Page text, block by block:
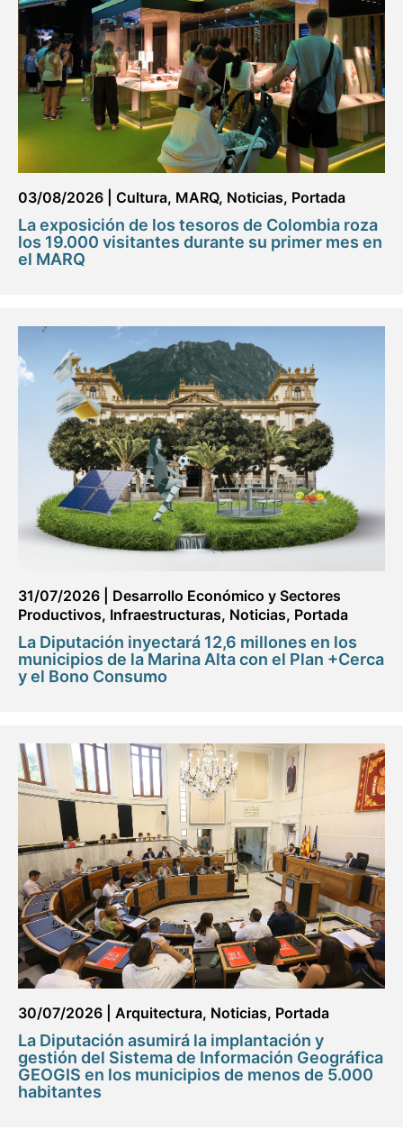
03/08/2026 Cultura, MARQ, Noticias, Portada
La exposición de los tesoros de Colombia roza
los 19.000 visitantes durante su primer mes en
el MARQ
31/07/2026
Desarrollo Económico y Sectores
Productivos, Infraestructuras, Noticias, Portada
La Diputación inyectará 12,6 millones en los
municipios de la Marina Alta con el Plan +Cerca
y el Bono Consumo
30/07/2026 Arquitectura, Noticias, Portada
La Diputación asumirá la implantación y
gestión del Sistema de Información Geográfica
GEOGIS en los municipios de menos de 5.000
habitantes